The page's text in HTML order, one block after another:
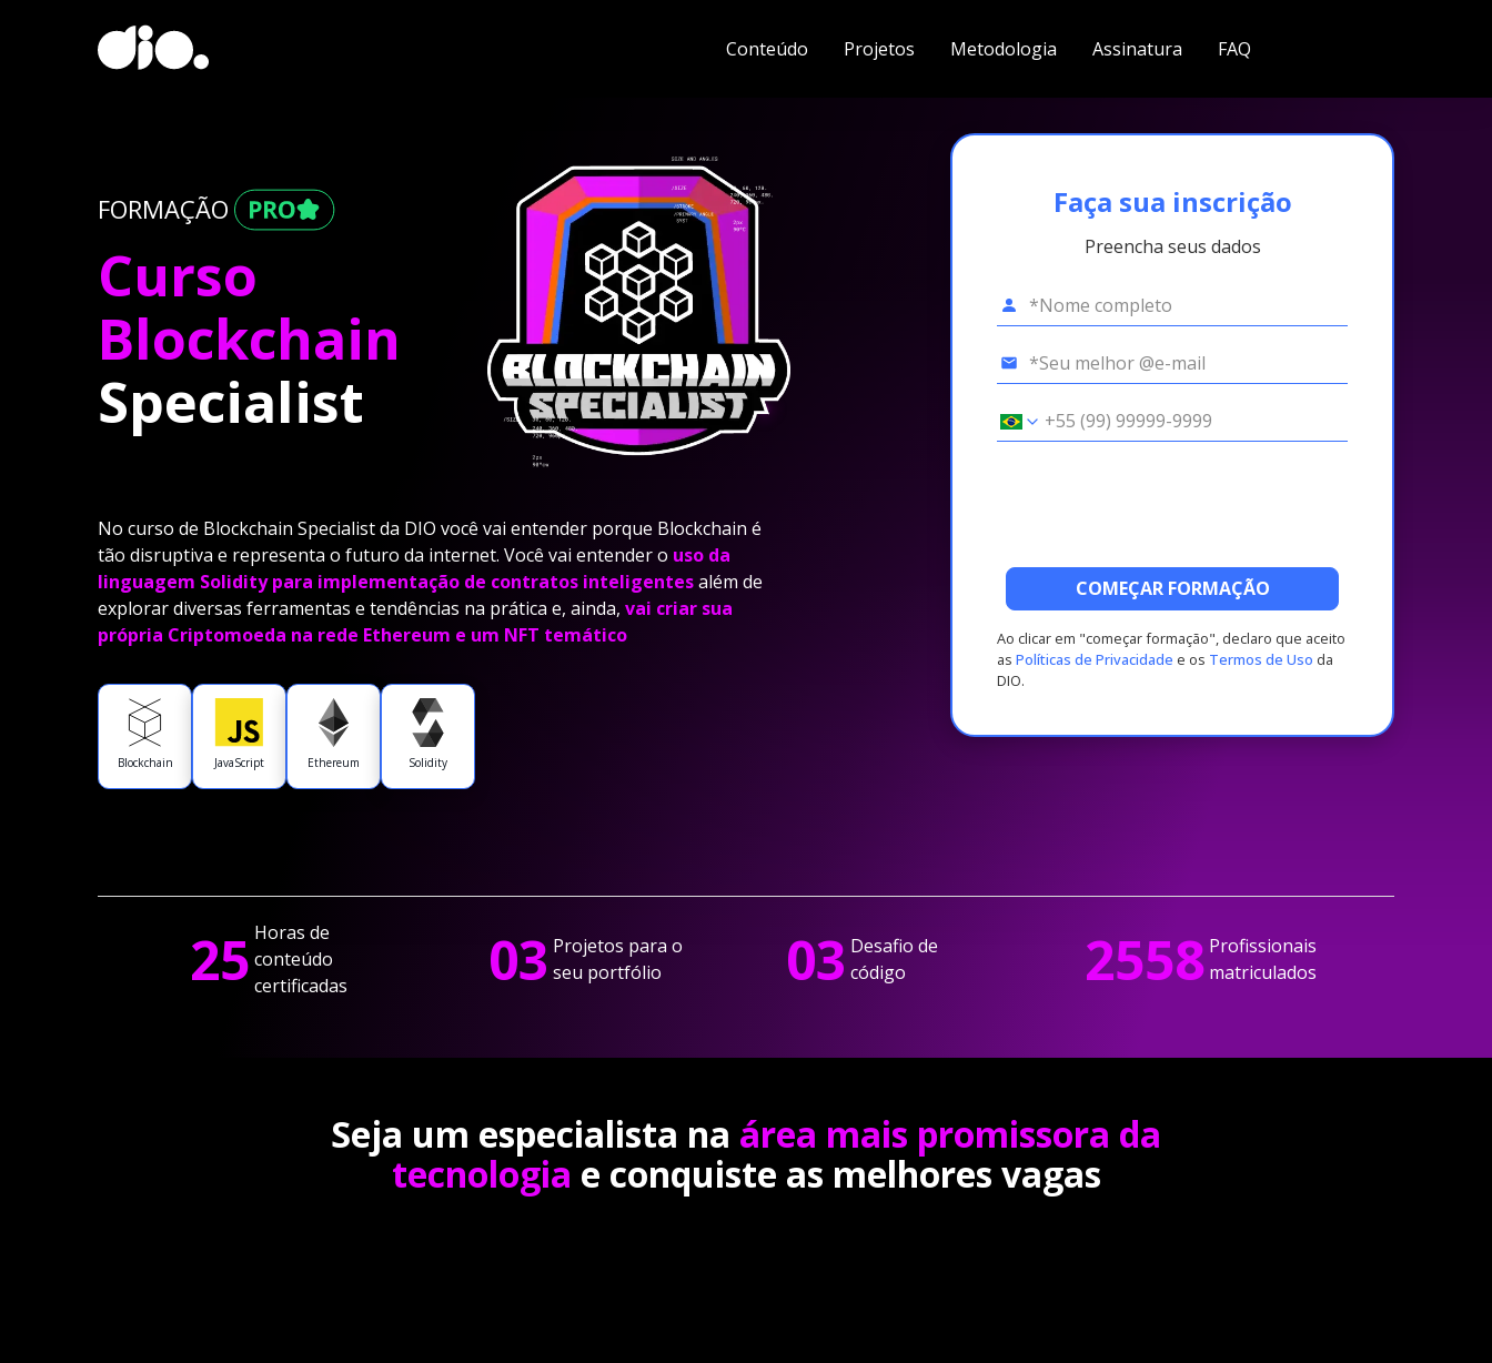
Conteúdo Projetos Metodologia Assinatura FAQ
FORMAÇÃO
Curso
Blockchain
Specialist
No curso de Blockchain Specialist da DIO você vai entender porque Blockchain é
tão disruptiva e representa o futuro da internet. Você vai entender o uso da
linguagem Solidity para implementação de contratos inteligentesalém de
explorar diversas ferramentas e tendências na prática e, ainda, vai criar sua
própria Criptomoeda na rede Ethereum e um NFT temático
Blockchain JavaScript Ethereum Solidity
Faça sua inscrição
Preencha seus dados
COMEÇAR FORMAÇÃO
Ao clicar em "começar formação", declaro que aceito
as Políticas de Privacidade e os Termos de Uso da
DIO.
25 Horas de
conteúdo
certificadas
03 Projetos para o
seu portfólio
03 Desafio de
código
2558 Profissionais
matriculados
Seja um especialista na área mais promissora da
tecnologia e conquiste as melhores vagas